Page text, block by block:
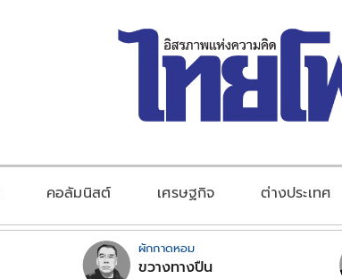
คอลัมนิสต์ เศรษฐกิจ ต่างประเทศ
ผักกาดหอม
ขวางทางปืน